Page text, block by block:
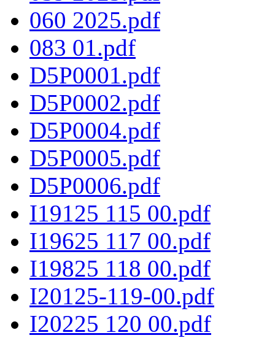
060 2025.pdf
083 01.pdf
D5P0001.pdf
D5P0002.pdf
D5P0004.pdf
D5P0005.pdf
D5P0006.pdf
I19125 115 00.pdf
I19625 117 00.pdf
I19825 118 00.pdf
I20125-119-00.pdf
I20225 120 00.pdf